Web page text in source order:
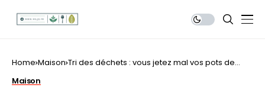
Home Maison Tri des déchets : vous jetez mal vos pots de
Maison